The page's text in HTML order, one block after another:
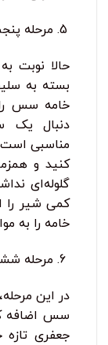
مرحله
حالا نوبت
بسته به
خامه سس را
دنبال یک
مناسبی
کنید و
گلوله‌ای
کمی شیر را
خامه را به
مرحله
در این
سس اضافه
جعفری